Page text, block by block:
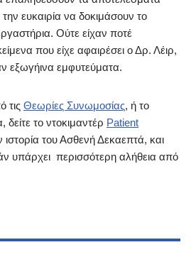
ευκαιρία να δοκιμάσουν το
Ούτε είχαν ποτέ
που είχε αφαιρέσει ο Δρ. Λέιρ,
εξωγήινα εμφυτεύματα.
τις Θεωρίες Συνωμοσίας, ή το
δείτε το ντοκιμαντέρ Patient
ιστορία του Ασθενή Δεκαεπτά, και
υπάρχει περισσότερη αλήθεια από